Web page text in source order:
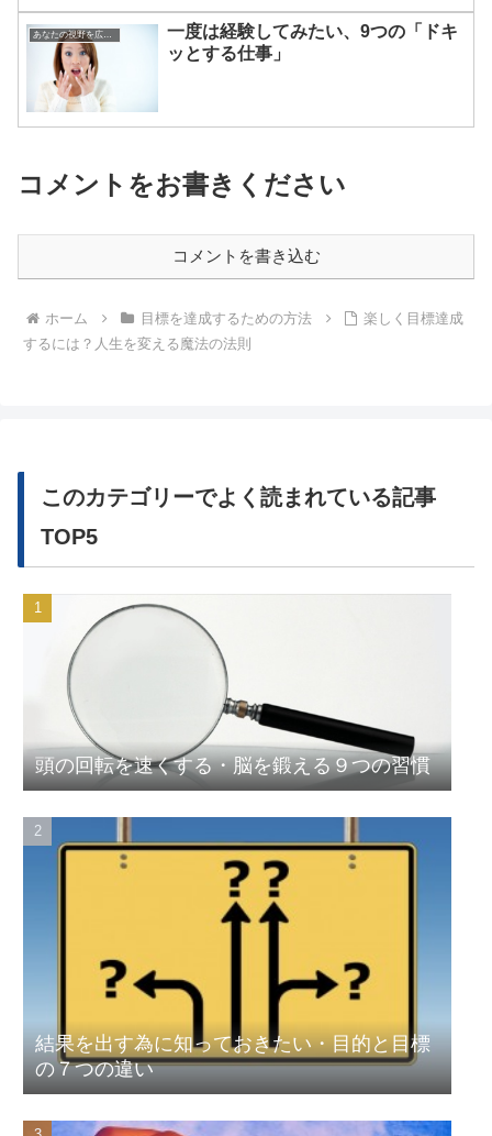
一度は経験してみたい、9つの「ドキ
ッとする仕事」
コメントをお書きください
コメントを書き込む
ホーム 目標を達成するための方法
楽しく目標達成
するには？人生を変える魔法の法則
このカテゴリーでよく読まれている記事
TOP5
頭の回転を速くする・脳を鍛える９つの習慣
結果を出す為に知っておきたい・目的と目標
の７つの違い